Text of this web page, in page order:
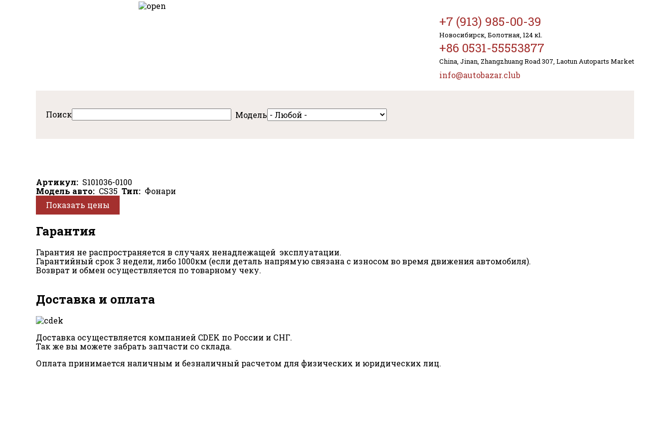
+7 (913) 985-00-39
Новосибирск, Болотная, 124 к1.
+86 0531-55553877
China, Jinan, Zhangzhuang Road 307, Laotun Autoparts Market
info@autobazar.club
Поиск Модель
Артикул
S101036-0100
Модель авто
CS35 Тип
Фонари
Показать цены
Гарантия
Гарантия не распространяется в случаях ненадлежащей эксплуатации.
Гарантийный срок 3 недели, либо 1000км (если деталь напрямую связана с износом во время движения автомобиля).
Возврат и обмен осуществляется по товарному чеку.
Доставка и оплата
Доставка осуществляется компанией CDEK по России и СНГ.
Так же вы можете забрать запчасти со склада.
Оплата принимается наличным и безналичный расчетом для физических и юридических лиц.